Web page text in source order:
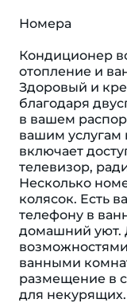
Номера
Кондиционер
отопление и
Здоровый и
благодаря
в вашем
вашим услугам
включает
телевизор,
Несколько
колясок. Eсть
телефону в
домашний уют.
ванными
размещение в
для некурящих.